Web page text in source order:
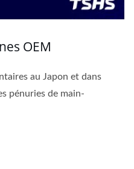
OEM
au Japon et dans
pénuries de main-